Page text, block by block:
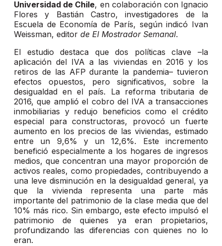
Universidad de Chile, en colaboración con Ignacio
Flores y Bastián Castro, investigadores de la
Escuela de Economía de París, según indicó Ivan
Weissman, editor de El Mostrador Semanal.
El estudio destaca que dos políticas clave –la
aplicación del IVA a las viviendas en 2016 y los
retiros de las AFP durante la pandemia– tuvieron
efectos opuestos, pero significativos, sobre la
desigualdad en el país. La reforma tributaria de
2016, que amplió el cobro del IVA a transacciones
inmobiliarias y redujo beneficios como el crédito
especial para constructoras, provocó un fuerte
aumento en los precios de las viviendas, estimado
entre un 9,6% y un 12,6%. Este incremento
benefició especialmente a los hogares de ingresos
medios, que concentran una mayor proporción de
activos reales, como propiedades, contribuyendo a
una leve disminución en la desigualdad general, ya
que la vivienda representa una parte más
importante del patrimonio de la clase media que del
10% más rico. Sin embargo, este efecto impulsó el
patrimonio de quienes ya eran propietarios,
profundizando las diferencias con quienes no lo
eran.